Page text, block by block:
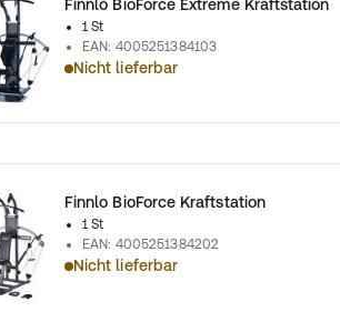
Finnlo BioForce Extreme Kraftstation
1 St
EAN: 4005251384103
Nicht lieferbar
Finnlo BioForce Kraftstation
1 St
EAN: 4005251384202
Nicht lieferbar